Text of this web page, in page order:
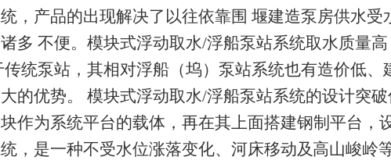
统，产品的出现解决了 以往依靠围 堰建造泵房供水受
诸多 不便。模块式浮动取水/浮船泵站系统取水质量高
传统泵站， 其相对浮船（坞） 泵站系统也有造价低、
大的优势。 模块式浮动取水/浮船泵站系统的设计突破
作为系统平台的载体，再在其上面搭建钢制平台 ，
统，是一种不受水位涨落变化、河床移动及高山峻岭